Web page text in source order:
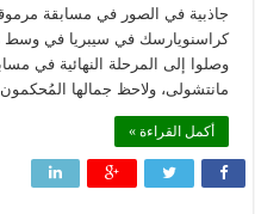
جاذبية في الصور في مسابقة
مانتشولى، ولاحظ جمالها
أكمل القراءة »